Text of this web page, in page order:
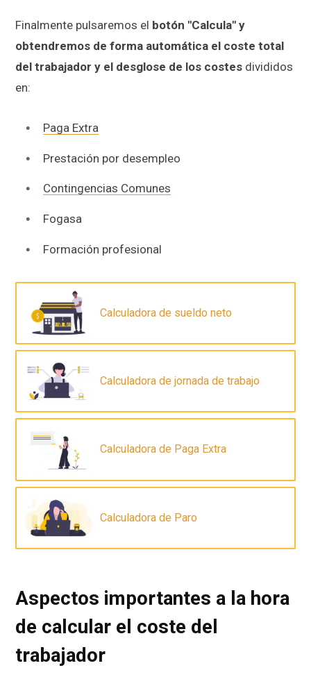
Finalmente pulsaremos el botón "Calcula" y
obtendremos de forma automática el coste total
del trabajador y el desglose de los costes divididos
en:
Paga Extra
Prestación por desempleo
Contingencias Comunes
Fogasa
Formación profesional
Calculadora de sueldo neto
Calculadora de jornada de trabajo
Calculadora de Paga Extra
Calculadora de Paro
Aspectos importantes a la hora
de calcular el coste del
trabajador